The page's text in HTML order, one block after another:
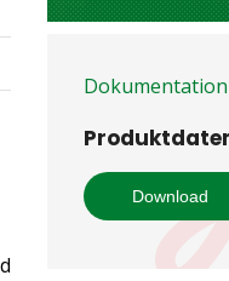
Dokumentation
Download